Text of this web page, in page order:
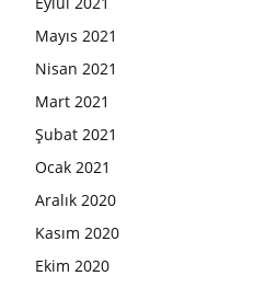
Mayıs 2021
Nisan 2021
Mart 2021
Şubat 2021
Ocak 2021
Aralık 2020
Kasım 2020
Ekim 2020